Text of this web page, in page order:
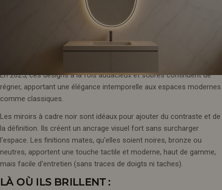
Certaines tendances vont et viennent, mais le noir et les finitions
En 2025, ces designs à la fois audacieux et sobres continuent de
régner, apportant une élégance intemporelle aux espaces modernes
comme classiques.
Les miroirs à cadre noir sont idéaux pour ajouter du contraste et de
la définition. Ils créent un ancrage visuel fort sans surcharger
l'espace. Les finitions mates, qu'elles soient noires, bronze ou
neutres, apportent une touche tactile et moderne, haut de gamme,
mais facile d'entretien (sans traces de doigts ni taches).
LÀ OÙ ILS BRILLENT :